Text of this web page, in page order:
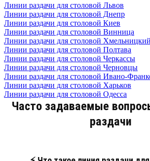
Линии раздачи для столовой Львов
Линии раздачи для столовой Днепр
Линии раздачи для столовой Киев
Линии раздачи для столовой Винница
Линии раздачи для столовой Хмельницкий
Линии раздачи для столовой Полтава
Линии раздачи для столовой Черкассы
Линии раздачи для столовой Черновцы
Линии раздачи для столовой Ивано-
Линии раздачи для столовой Харьков
Линии раздачи для столовой Одесса
Часто задаваемые
раздачи